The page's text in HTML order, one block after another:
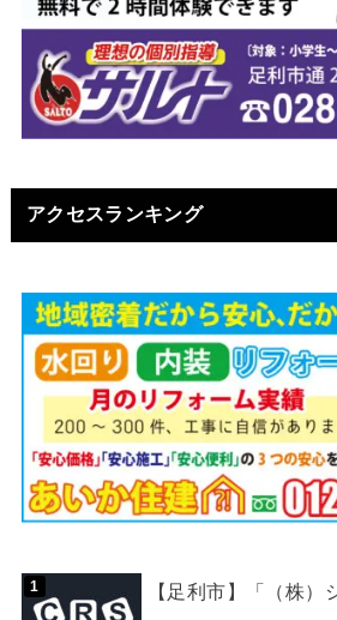
アクセスランキング
【足利市】「（株）